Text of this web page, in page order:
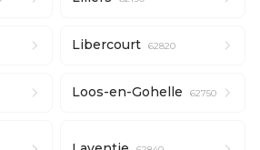
Libercourt 62820
Loos-en-Gohelle 62750